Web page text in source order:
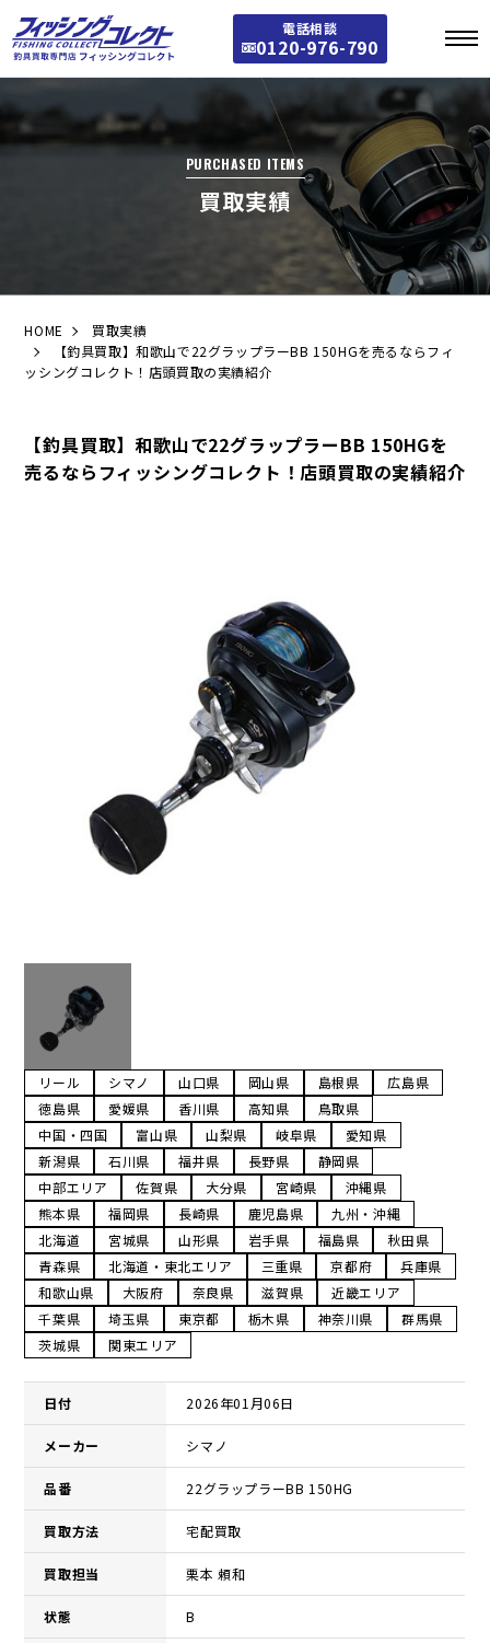
電話相談
0120-976-790
PURCHASED ITEMS
買取実績
HOME
買取実績
【釣具買取】和歌山で22グラップラーBB 150HGを売るならフィ
ッシングコレクト！店頭買取の実績紹介
【釣具買取】和歌山で22グラップラーBB 150HGを
売るならフィッシングコレクト！店頭買取の実績紹介
リール シマノ 山口県 岡山県 島根県
広島県
徳島県
愛媛県 香川県 高知県
鳥取県
中国・四国
富山県 山梨県 岐阜県
愛知県
新潟県
石川県 福井県 長野県
静岡県
中部エリア
佐賀県 大分県 宮崎県
沖縄県
熊本県
福岡県 長崎県 鹿児島県
九州・沖縄
北海道
宮城県 山形県 岩手県 福島県
秋田県
青森県
北海道・東北エリア 三重県 京都府
兵庫県
和歌山県
大阪府 奈良県 滋賀県
近畿エリア
千葉県
埼玉県 東京都 栃木県 神奈川県
群馬県
茨城県
関東エリア
日付 2026年01月06日
メーカー シマノ
品番 22グラップラーBB 150HG
買取方法 宅配買取
買取担当 栗本 頼和
状態 B